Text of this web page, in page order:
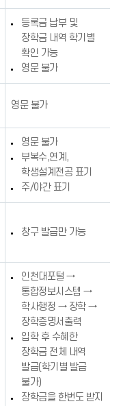
등록금 납부 및
장학금 내역 학기별
확인 가능
영문 불가
영문 불가
영문 불가
부복수,연계,
학생설계전공 표기
주/야간 표기
창구 발급만 가능
인천대포털 →
통합정보시스템 →
학사행정 → 장학 →
장학증명서출력
입학 후 수혜한
장학금 전체 내역
발급(학기별 발급
불가)
장학금을 한번도 받지